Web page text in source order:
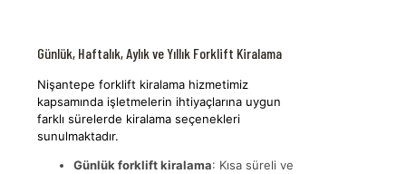
Günlük, Haftalık, Aylık ve Yıllık Forklift Kiralama
Nişantepe forklift kiralama hizmetimiz
kapsamında işletmelerin ihtiyaçlarına uygun
farklı sürelerde kiralama seçenekleri
sunulmaktadır.
Günlük forklift kiralama: Kısa süreli ve